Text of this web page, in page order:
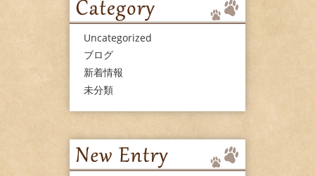
Uncategorized
ブログ
新着情報
未分類